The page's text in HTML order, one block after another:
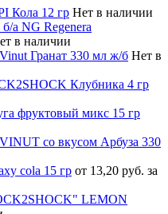
Кола 12 гр Нет в наличии
а NG Regenera
в наличии
Гранат 330 мл ж/б Нет в
Клубника 4 гр
фруктовый микс 15 гр
со вкусом Арбуза 330
cola 15 гр от 13,20 руб. за
LEMON